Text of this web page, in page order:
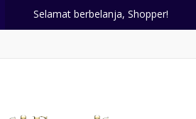
Selamat berbelanja, Shopper!